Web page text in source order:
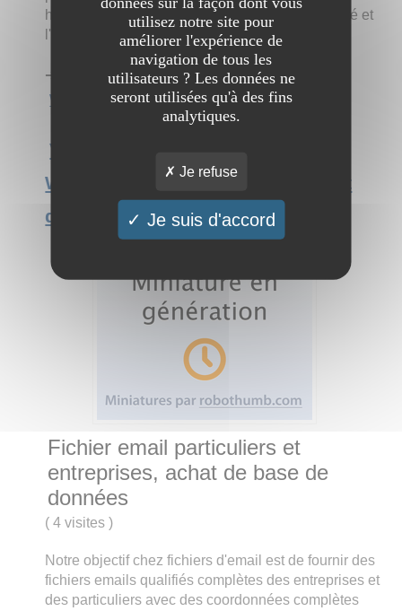
hébergeur web) au développement de la visibilité et
l'envoi d'emails en masse.
➔ Catégorie : Informatique et Internet →
Webmasters
Voir l'interview du site Outils-
Webmarketing.com - Labo de test
des meilleurs outils du web
Fichier email particuliers et
entreprises, achat de base de
données
( 4 visites)
Notre objectif chez fichiers d'email est de fournir des
fichiers emails qualifiés complètes des entreprises et
des particuliers avec des coordonnées complètes
utilisez notre site pour
améliorer l'expérience de
navigation de tous les
utilisateurs ? Les données ne
seront utilisées qu'à des fins
analytiques.
Je refuse
Je suis d'accord